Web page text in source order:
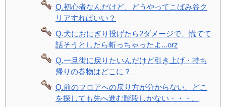
Q.初心者なんだけど、どうやってこばみ谷ク
リアすればいい？
Q.犬におにぎり投げたら2ダメージで、慌てて
話そうとしたら斬っちゃったよ...orz
Q.一旦街に戻りたいんだけど引き上げ・持ち
帰りの巻物はどこに？
Q.前のフロアへの戻り方が分からない。どこ
を探しても先へ進む階段しかない・・・。